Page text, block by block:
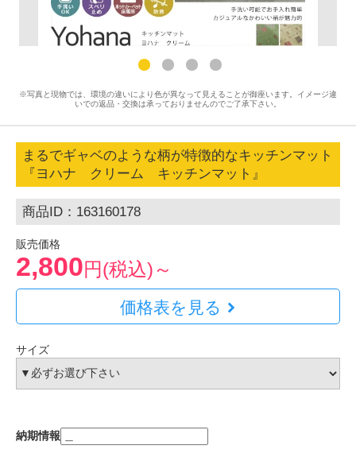
※写真と現物では、環境の違いにより色が異なって見えることが御座います。イメージ違
いでの返品・交換は承っておりませんのでご了承下さい。
まるでギャベのような柄が特徴的なキッチンマット
『ヨハナ クリーム キッチンマット』
商品ID：163160178
販売価格
2,800円(税込)～
価格表を見る
サイズ
納期情報